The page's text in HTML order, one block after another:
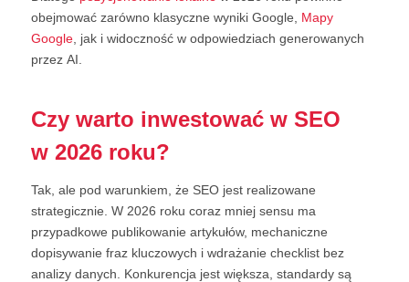
obejmować zarówno klasyczne wyniki Google, Mapy
Google, jak i widoczność w odpowiedziach generowanych
przez AI.
Czy warto inwestować w SEO
w 2026 roku?
Tak, ale pod warunkiem, że SEO jest realizowane
strategicznie. W 2026 roku coraz mniej sensu ma
przypadkowe publikowanie artykułów, mechaniczne
dopisywanie fraz kluczowych i wdrażanie checklist bez
analizy danych. Konkurencja jest większa, standardy są